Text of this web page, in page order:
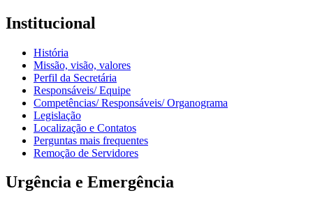
Institucional
História
Missão, visão, valores
Perfil da Secretária
Responsáveis/ Equipe
Competências/ Responsáveis/ Organograma
Legislação
Localização e Contatos
Perguntas mais frequentes
Remoção de Servidores
Urgência e Emergência